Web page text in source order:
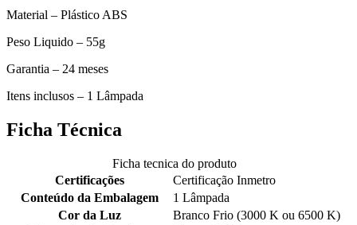
Material – Plástico ABS
Peso Liquido – 55g
Garantia – 24 meses
Itens inclusos – 1 Lâmpada
Ficha Técnica
Ficha tecnica do produto
Certificações
Certificação Inmetro
Conteúdo da Embalagem
1 Lâmpada
Cor da Luz
Branco Frio (3000 K ou 6500 K)